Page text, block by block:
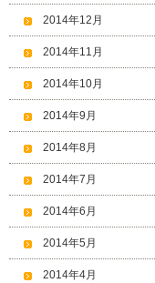
2014年12月
2014年11月
2014年10月
2014年9月
2014年8月
2014年7月
2014年6月
2014年5月
2014年4月